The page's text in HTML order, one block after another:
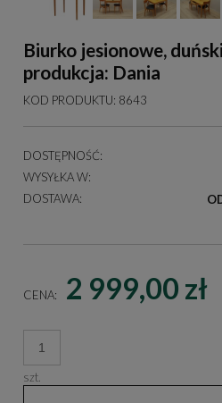
Biurko jesionowe,
produkcja: Dania
KOD PRODUKTU: 8643
DOSTĘPNOŚĆ:
WYSYŁKA W:
DOSTAWA:
KOSZT DOSTAWY DOTYCZY
CENA: 2 999,00 zł
szt.